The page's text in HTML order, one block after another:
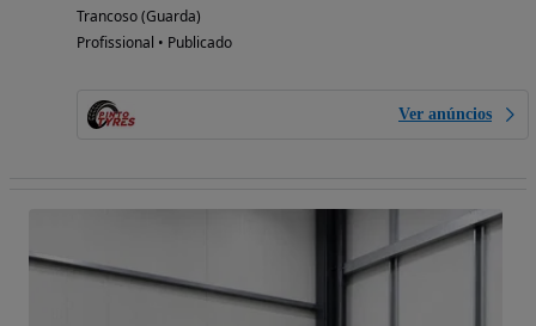
Trancoso (Guarda)
Profissional • Publicado
Ver anúncios